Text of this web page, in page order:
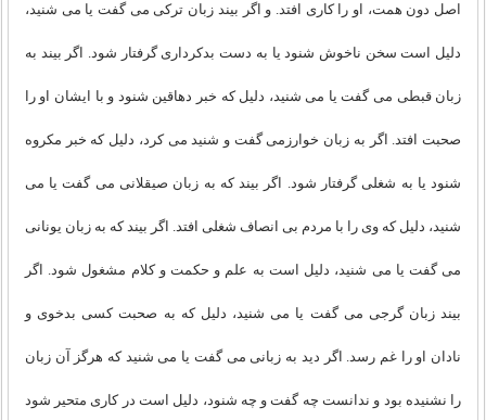
اصل دون همت، او را کاری افتد. و اگر بیند زبان ترکی می گفت یا می شنید،
دلیل است سخن ناخوش شنود یا به دست بدکرداری گرفتار شود. اگر بیند به
زبان قبطی می گفت یا می شنید، دلیل که خبر دهاقین شنود و با ایشان او را
صحبت افتد. اگر به زبان خوارزمی گفت و شنید می کرد، دلیل که خبر مکروه
شنود یا به شغلی گرفتار شود. اگر بیند که به زبان صیقلانی می گفت یا می
شنید، دلیل که وی را با مردم بی انصاف شغلی افتد. اگر بیند که به زبان یونانی
می گفت یا می شنید، دلیل است به علم و حکمت و کلام مشغول شود. اگر
بیند زبان گرجی می گفت یا می شنید، دلیل که به صحبت کسی بدخوی و
نادان او را غم رسد. اگر دید به زبانی می گفت یا می شنید که هرگز آن زبان
را نشنیده بود و ندانست چه گفت و چه شنود، دلیل است در کاری متحیر شود